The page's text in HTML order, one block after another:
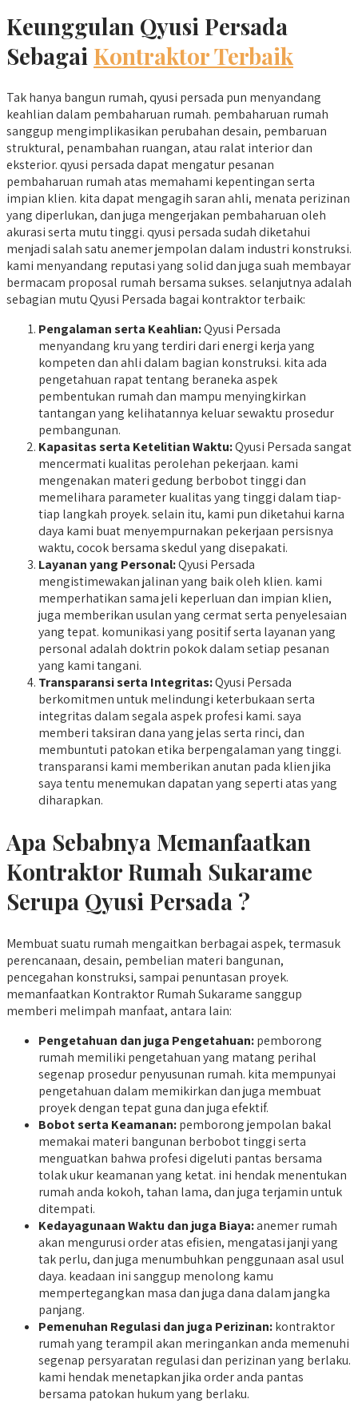
Keunggulan Qyusi Persada
Sebagai Kontraktor Terbaik
Tak hanya bangun rumah, qyusi persada pun menyandang
keahlian dalam pembaharuan rumah. pembaharuan rumah
sanggup mengimplikasikan perubahan desain, pembaruan
struktural, penambahan ruangan, atau ralat interior dan
eksterior. qyusi persada dapat mengatur pesanan
pembaharuan rumah atas memahami kepentingan serta
impian klien. kita dapat mengagih saran ahli, menata perizinan
yang diperlukan, dan juga mengerjakan pembaharuan oleh
akurasi serta mutu tinggi. qyusi persada sudah diketahui
menjadi salah satu anemer jempolan dalam industri konstruksi.
kami menyandang reputasi yang solid dan juga suah membayar
bermacam proposal rumah bersama sukses. selanjutnya adalah
sebagian mutu Qyusi Persada bagai kontraktor terbaik:
Pengalaman serta Keahlian:Qyusi Persada
menyandang kru yang terdiri dari energi kerja yang
kompeten dan ahli dalam bagian konstruksi. kita ada
pengetahuan rapat tentang beraneka aspek
pembentukan rumah dan mampu menyingkirkan
tantangan yang kelihatannya keluar sewaktu prosedur
pembangunan.
Kapasitas serta Ketelitian Waktu:Qyusi Persada sangat
mencermati kualitas perolehan pekerjaan. kami
mengenakan materi gedung berbobot tinggi dan
memelihara parameter kualitas yang tinggi dalam tiap-
tiap langkah proyek. selain itu, kami pun diketahui karna
daya kami buat menyempurnakan pekerjaan persisnya
waktu, cocok bersama skedul yang disepakati.
Layanan yang Personal:Qyusi Persada
mengistimewakan jalinan yang baik oleh klien. kami
memperhatikan sama jeli keperluan dan impian klien,
juga memberikan usulan yang cermat serta penyelesaian
yang tepat. komunikasi yang positif serta layanan yang
personal adalah doktrin pokok dalam setiap pesanan
yang kami tangani.
Transparansi serta Integritas:Qyusi Persada
berkomitmen untuk melindungi keterbukaan serta
integritas dalam segala aspek profesi kami. saya
memberi taksiran dana yang jelas serta rinci, dan
membuntuti patokan etika berpengalaman yang tinggi.
transparansi kami memberikan anutan pada klien jika
saya tentu menemukan dapatan yang seperti atas yang
diharapkan.
Apa Sebabnya Memanfaatkan
Kontraktor Rumah Sukarame
Serupa Qyusi Persada ?
Membuat suatu rumah mengaitkan berbagai aspek, termasuk
perencanaan, desain, pembelian materi bangunan,
pencegahan konstruksi, sampai penuntasan proyek.
memanfaatkan Kontraktor Rumah Sukarame sanggup
memberi melimpah manfaat, antara lain:
Pengetahuan dan juga Pengetahuan:pemborong
rumah memiliki pengetahuan yang matang perihal
segenap prosedur penyusunan rumah. kita mempunyai
pengetahuan dalam memikirkan dan juga membuat
proyek dengan tepat guna dan juga efektif.
Bobot serta Keamanan:pemborong jempolan bakal
memakai materi bangunan berbobot tinggi serta
menguatkan bahwa profesi digeluti pantas bersama
tolak ukur keamanan yang ketat. ini hendak menentukan
rumah anda kokoh, tahan lama, dan juga terjamin untuk
ditempati.
Kedayagunaan Waktu dan juga Biaya:anemer rumah
akan mengurusi order atas efisien, mengatasi janji yang
tak perlu, dan juga menumbuhkan penggunaan asal usul
daya. keadaan ini sanggup menolong kamu
mempertegangkan masa dan juga dana dalam jangka
panjang.
Pemenuhan Regulasi dan juga Perizinan:kontraktor
rumah yang terampil akan meringankan anda memenuhi
segenap persyaratan regulasi dan perizinan yang berlaku.
kami hendak menetapkan jika order anda pantas
bersama patokan hukum yang berlaku.